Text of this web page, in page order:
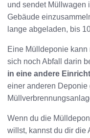
und sendet Müllwagen
Gebäude
lange abgeladen, bis
Eine Mülldeponie
sich noch Abfall darin
in eine andere
einer anderen
Wenn du die
willst, kannst du dir die